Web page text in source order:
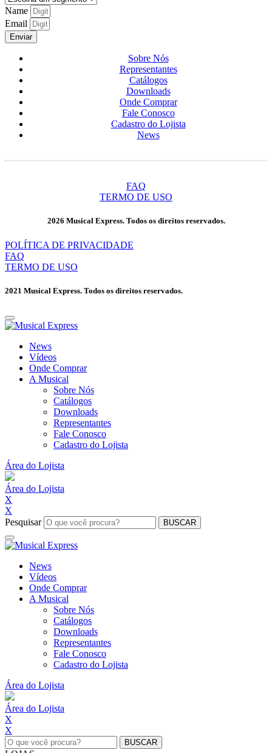
Name
Email
Enviar
Sobre Nós
Representantes
Catálogos
Downloads
Onde Comprar
Fale Conosco
Cadastro do Lojista
News
FAQ
TERMO DE USO
2026 Musical Express. Todos os direitos reservados.
POLÍTICA DE PRIVACIDADE
FAQ
TERMO DE USO
2021 Musical Express. Todos os direitos reservados.
News
Vídeos
Onde Comprar
A Musical
Sobre Nós
Catálogos
Downloads
Representantes
Fale Conosco
Cadastro do Lojista
Área do Lojista
Área do Lojista
X
X
Pesquisar
BUSCAR
News
Vídeos
Onde Comprar
A Musical
Sobre Nós
Catálogos
Downloads
Representantes
Fale Conosco
Cadastro do Lojista
Área do Lojista
Área do Lojista
X
X